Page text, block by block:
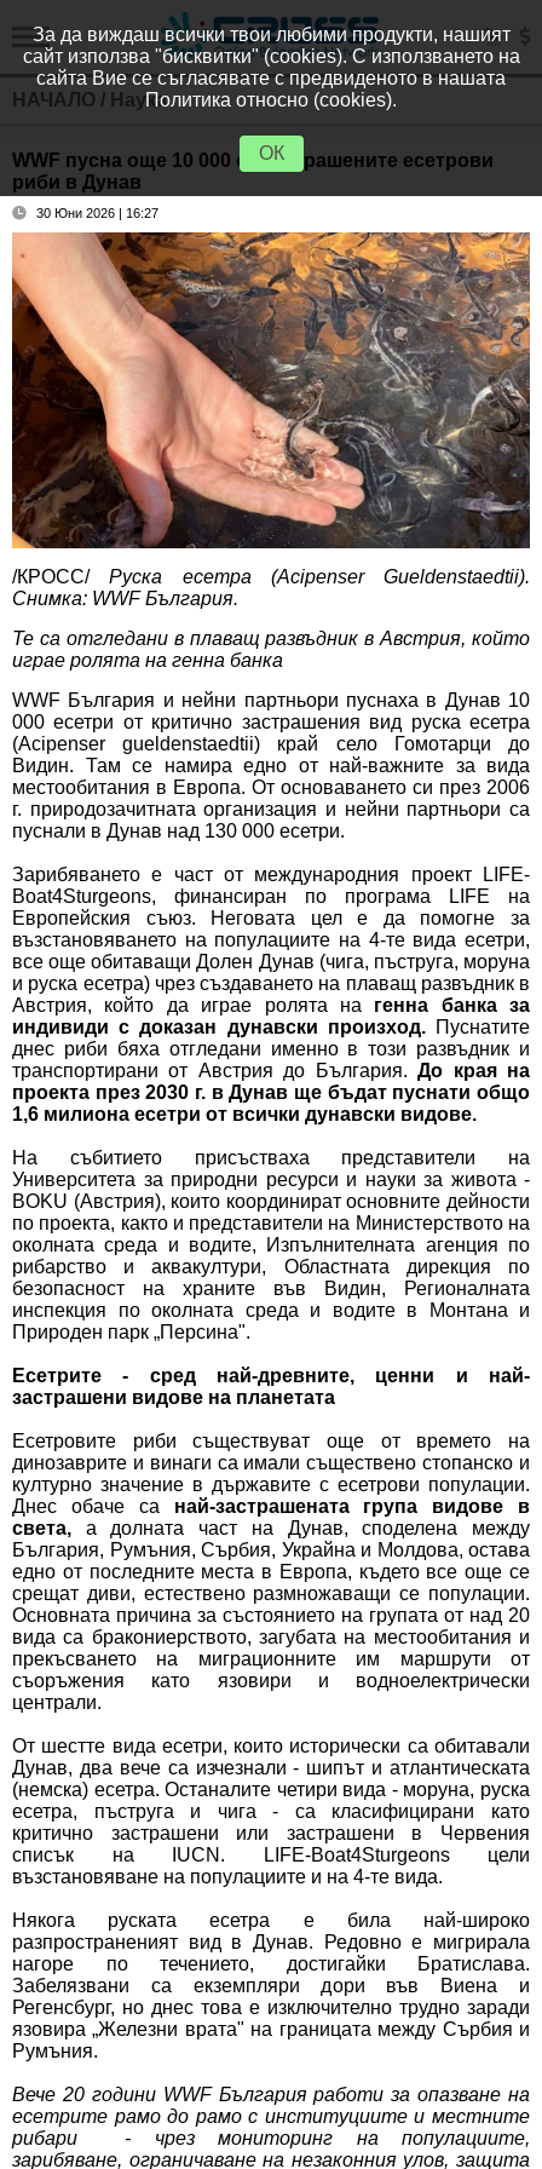
НАЧАЛО / Наука
WWF пусна още 10 000 от застрашените есетрови
риби в Дунав
30 Юни 2026 | 16:27
/КРОСС/Руска есетра (Acipenser Gueldenstaedtii).
Снимка: WWF България.
Те са отгледани в плаващ развъдник в Австрия, който
играе ролята на генна банка
WWF България и нейни партньори пуснаха в Дунав 10
000 есетри от критично застрашения вид руска есетра
(Acipenser gueldenstaedtii) край село Гомотарци до
Видин. Там се намира едно от най-важните за вида
местообитания в Европа. От основаването си през 2006
г. природозачитната организация и нейни партньори са
пуснали в Дунав над 130 000 есетри.
Зарибяването е част от международния проект
LIFE-
Boat4Sturgeons, финансиран по програма LIFE на
Европейския съюз. Неговата цел е да помогне за
възстановяването на популациите на 4-те вида есетри,
все още обитаващи Долен Дунав (чига, пъструга, моруна
и руска есетра) чрез създаването на плаващ развъдникв
Австрия, който да играе ролята на генна банка за
индивиди с доказан дунавски произход.Пуснатите
днес риби бяха отгледани именно в този развъдник и
транспортирани от Австрия до България. До края на
проекта през 2030 г. в Дунав ще бъдат пуснати общо
1,6 милиона есетри от всички дунавски видове.
На събитието присъстваха представители на
Университета за природни ресурси и науки за живота -
BOKU (Австрия), които координират основните дейности
по проекта, както и представители на Министерството на
околната среда и водите, Изпълнителната агенция по
рибарство и аквакултури, Областната дирекция по
безопасност на храните във Видин, Регионалната
инспекция по околната среда и водите в Монтана и
Природен парк „Персина".
Есетрите - сред най-древните, ценни и най-
застрашени видове на планетата
Есетровите риби съществуват още от времето на
динозаврите и винаги са имали съществено стопанско и
културно значение в държавите с есетрови популации.
Днес обаче са най-застрашената група видове в
света, а долната част на Дунав, споделена между
България, Румъния, Сърбия, Украйна и Молдова, остава
едно от последните места в Европа, където все още се
срещат диви, естествено размножаващи се популации.
Основната причина за състоянието на групата от над 20
вида са бракониерството, загубата на местообитания и
прекъсването на миграционните им маршрути от
съоръжения като язовири и водноелектрически
централи.
От шестте вида есетри, които исторически са обитавали
Дунав, два вече са изчезнали - шипът и атлантическата
(немска) есетра. Останалите четири вида - моруна, руска
есетра, пъструга и чига - са класифицирани като
критично застрашени или застрашени в Червения
списък на IUCN.
LIFE-Boat4Sturgeons цели
възстановяване на популациите и на 4-те вида.
Някога руската есетра е била най-широко
разпространеният вид в Дунав. Редовно е мигрирала
нагоре по течението, достигайки Братислава.
Забелязвани са екземпляри дори във Виена и
Регенсбург, но днес това е изключително трудно заради
язовира „Железни врата" на границата между Сърбия и
Румъния.
Вече 20 години WWF България работи за опазване на
есетрите рамо до рамо с институциите и местните
рибари - чрез мониторинг на популациите,
зарибяване, ограничаване на незаконния улов, защита
За да виждаш всички твои любими продукти, нашият
сайт използва "бисквитки" (cookies). С използването на
сайта Вие се съгласявате с предвиденото в нашата
Политика относно (cookies).
ОК